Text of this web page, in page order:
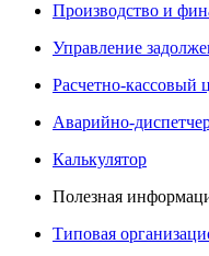
Производство и
Управление
Расчетно-кассовый
Аварийно-
Калькулятор
Полезная
Типовая